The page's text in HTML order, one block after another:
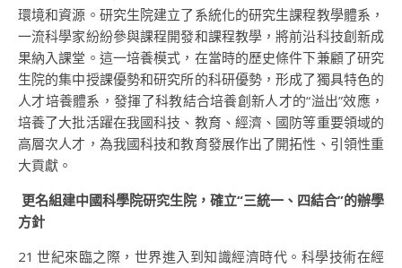
環境和資源。研究生院建立了系統化的研究生課程教學體系，
一流科學家紛紛參與課程開發和課程教學，將前沿科技創新成
果納入課堂。這一培養模式，在當時的歷史條件下兼顧了研究
生院的集中授課優勢和研究所的科研優勢，形成了獨具特色的
人才培養體系，發揮了科教結合培養創新人才的“溢出”效應，
培養了大批活躍在我國科技、教育、經濟、國防等重要領域的
高層次人才，為我國科技和教育發展作出了開拓性、引領性重
大貢獻。
更名組建中國科學院研究生院，確立“三統一、四結合”的辦學
方針
21 世紀來臨之際，世界進入到知識經濟時代。科學技術在經